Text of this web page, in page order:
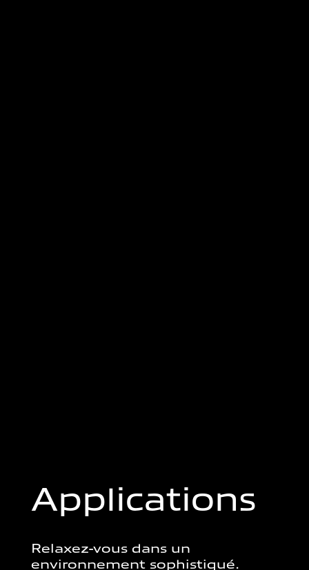
Applications
Relaxez-vous dans un
environnement sophistiqué.